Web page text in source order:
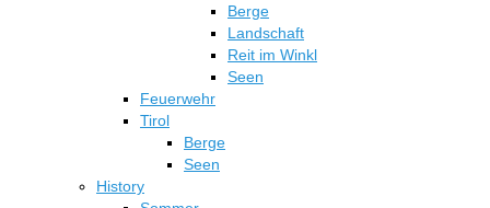
Berge
Landschaft
Reit im Winkl
Seen
Feuerwehr
Tirol
Berge
Seen
History